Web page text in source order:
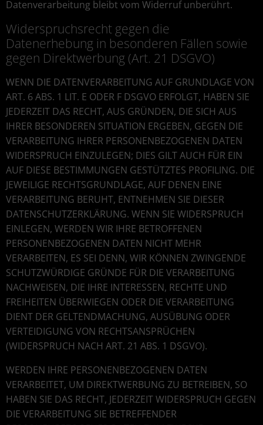
Datenverarbeitung bleibt vom Widerruf unberührt.
Widerspruchsrecht gegen die
Datenerhebung in besonderen Fällen sowie
gegen Direktwerbung (Art. 21 DSGVO)
WENN DIE DATENVERARBEITUNG AUF GRUNDLAGE VON
ART. 6 ABS. 1 LIT. E ODER F DSGVO ERFOLGT, HABEN SIE
JEDERZEIT DAS RECHT, AUS GRÜNDEN, DIE SICH AUS
IHRER BESONDEREN SITUATION ERGEBEN, GEGEN DIE
VERARBEITUNG IHRER PERSONENBEZOGENEN DATEN
WIDERSPRUCH EINZULEGEN; DIES GILT AUCH FÜR EIN
AUF DIESE BESTIMMUNGEN GESTÜTZTES PROFILING. DIE
JEWEILIGE RECHTSGRUNDLAGE, AUF DENEN EINE
VERARBEITUNG BERUHT, ENTNEHMEN SIE DIESER
DATENSCHUTZERKLÄRUNG. WENN SIE WIDERSPRUCH
EINLEGEN, WERDEN WIR IHRE BETROFFENEN
PERSONENBEZOGENEN DATEN NICHT MEHR
VERARBEITEN, ES SEI DENN, WIR KÖNNEN ZWINGENDE
SCHUTZWÜRDIGE GRÜNDE FÜR DIE VERARBEITUNG
NACHWEISEN, DIE IHRE INTERESSEN, RECHTE UND
FREIHEITEN ÜBERWIEGEN ODER DIE VERARBEITUNG
DIENT DER GELTENDMACHUNG, AUSÜBUNG ODER
VERTEIDIGUNG VON RECHTSANSPRÜCHEN
(WIDERSPRUCH NACH ART. 21 ABS. 1 DSGVO).
WERDEN IHRE PERSONENBEZOGENEN DATEN
VERARBEITET, UM DIREKTWERBUNG ZU BETREIBEN, SO
HABEN SIE DAS RECHT, JEDERZEIT WIDERSPRUCH GEGEN
DIE VERARBEITUNG SIE BETREFFENDER